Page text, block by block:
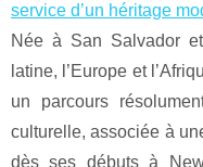
service d’un héritage
Née à San Salvador
latine, l’Europe et
un parcours
culturelle, associée à
dès ses débuts à